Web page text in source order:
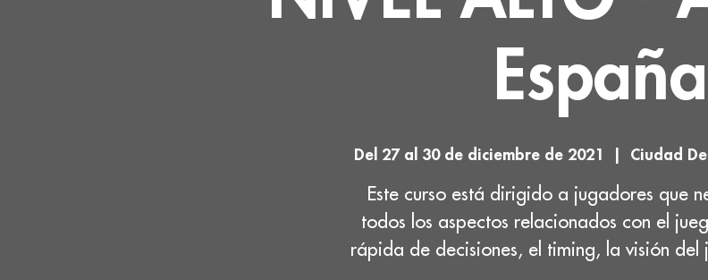
España
Del 27 al 30 de diciembre de 2021 Ciudad
Este curso está dirigido a jugadores que
todos los aspectos relacionados con el
rápida de decisiones, el timing, la visión